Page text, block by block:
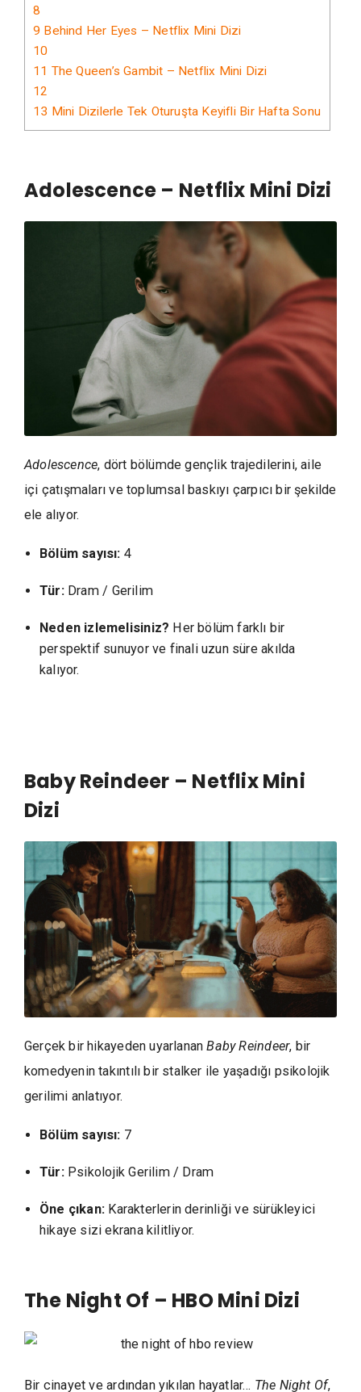
8
9 Behind Her Eyes – Netflix Mini Dizi
10
11 The Queen’s Gambit – Netflix Mini Dizi
12
13 Mini Dizilerle Tek Oturuşta Keyifli Bir Hafta Sonu
Adolescence – Netflix Mini Dizi
Adolescence, dört bölümde gençlik trajedilerini, aile
içi çatışmaları ve toplumsal baskıyı çarpıcı bir şekilde
ele alıyor.
Bölüm sayısı: 4
Tür:Dram / Gerilim
Neden izlemelisiniz? Her bölüm farklı bir
perspektif sunuyor ve finali uzun süre akılda
kalıyor.
Baby Reindeer – Netflix Mini
Dizi
Gerçek bir hikayeden uyarlananBaby Reindeer, bir
komedyenin takıntılı bir stalker ile yaşadığı psikolojik
gerilimi anlatıyor.
Bölüm sayısı: 7
Tür:Psikolojik Gerilim / Dram
Öne çıkan: Karakterlerin derinliği ve sürükleyici
hikaye sizi ekrana kilitliyor.
The Night Of – HBO Mini Dizi
Bir cinayet ve ardından yıkılan hayatlar… The Night Of,